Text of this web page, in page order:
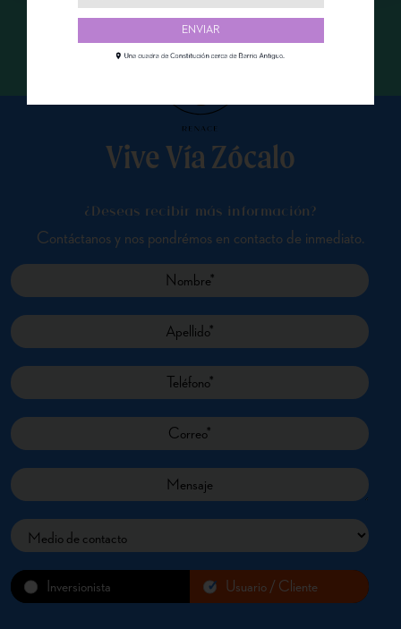
Vive Vía Zócalo
¿Deseas recibir más información?
Contáctanos y nos pondrémos en contacto de inmediato.
Inversionista Usuario / Cliente